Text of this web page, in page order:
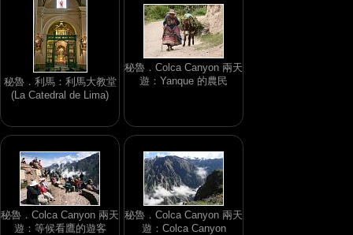
秘魯．利馬：利馬大教堂
(La Catedral de Lima)
秘魯．Colca Canyon 兩天
遊：Yanque 的農民
秘魯．Colca Canyon 兩天
遊：等候看鷹的遊客
秘魯．Colca Canyon 兩天
遊：Colca Canyon